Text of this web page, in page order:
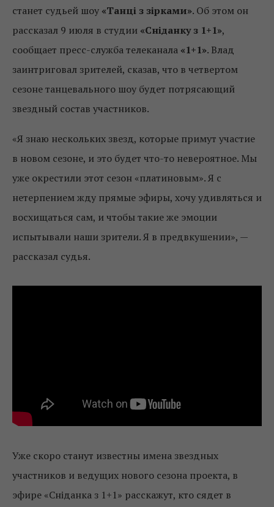
станет судьей шоу «Танці з зірками». Об этом он
рассказал 9 июля в студии «Сніданку з 1+1»,
сообщает пресс-служба телеканала «1+1». Влад
заинтриговал зрителей, сказав, что в четвертом
сезоне танцевального шоу будет потрясающий
звездный состав участников.
«Я знаю нескольких звезд, которые примут участие
в новом сезоне, и это будет что-то невероятное. Мы
уже окрестили этот сезон «платиновым». Я с
нетерпением жду прямые эфиры, хочу удивляться и
восхищаться сам, и чтобы такие же эмоции
испытывали наши зрители. Я в предвкушении», —
рассказал судья.
Уже скоро станут известны имена звездных
участников и ведущих нового сезона проекта, в
эфире «Сніданка з 1+1» расскажут, кто сядет в